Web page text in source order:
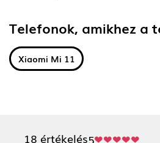
Telefonok, amikhez a
Xiaomi Mi 11
18 értékelés5